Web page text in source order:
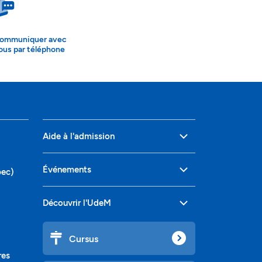
avec
par téléphone
Aide à l'admission
Événements
Découvrir l'UdeM
Cursus